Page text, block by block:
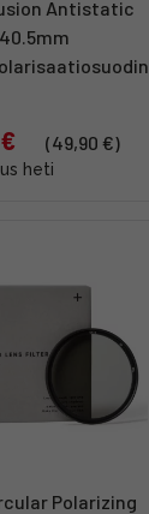
Antistatic
(49,90 €)
heti
Polarizing